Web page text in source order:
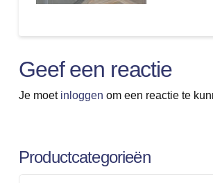
Geef een reactie
Je moet inloggen om een reactie te
Productcategorieën